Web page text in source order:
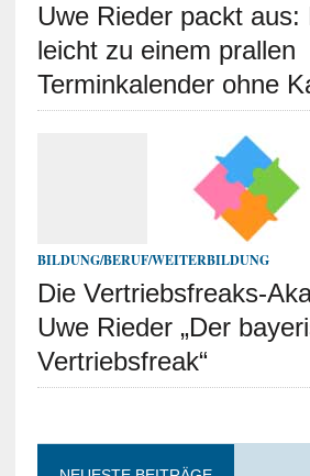
Uwe Rieder packt aus:
leicht zu einem prallen
Terminkalender ohne
BILDUNG/BERUF/WEITERBILDUNG
Die Vertriebsfreaks-
Uwe Rieder „Der
Vertriebsfreak“